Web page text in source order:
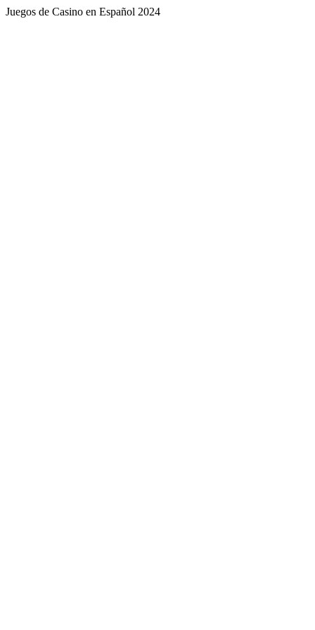
Juegos de Casino en Español 2024